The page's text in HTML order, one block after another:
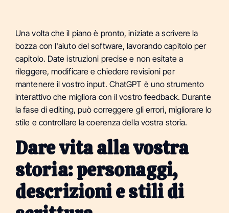
Una volta che il piano è pronto, iniziate a scrivere la
bozza con l'aiuto del software, lavorando capitolo per
capitolo. Date istruzioni precise e non esitate a
rileggere, modificare e chiedere revisioni per
mantenere il vostro input. ChatGPT è uno strumento
interattivo che migliora con il vostro feedback. Durante
la fase di editing, può correggere gli errori, migliorare lo
stile e controllare la coerenza della vostra storia.
Dare vita alla vostra
storia: personaggi,
descrizioni e stili di